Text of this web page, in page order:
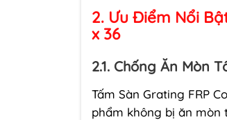
2. Ưu Điểm Nổi
x 36
2.1. Chống Ăn Mòn
Tấm Sàn Grating FRP
phẩm không bị ăn